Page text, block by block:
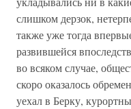
слишком дерзок,
также уже тогда
развившейся
во всяком случае,
скоро оказалось
уехал в Берку,